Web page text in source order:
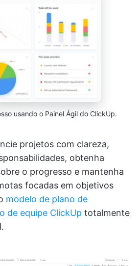
usando o Painel Ágil do ClickUp.
projetos com clareza,
obtenha
o progresso e mantenha
focadas em objetivos
modelo de plano de
de equipe ClickUp totalmente